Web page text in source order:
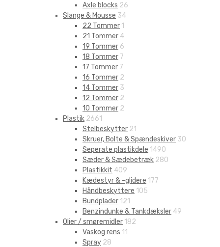
Axle blocks 26
Slange & Mousse 34
22 Tommer 1
21 Tommer 4
19 Tommer 6
18 Tommer 7
17 Tommer 7
16 Tommer 2
14 Tommer 3
12 Tommer 2
10 Tommer 2
Plastik 2661
Stelbeskytter 21
Skruer, Bolte & Spændeskiver 30
Seperate plastikdele 1490
Sæder & Sædebetræk 280
Plastikkit 409
Kædestyr & -glidere 177
Håndbeskyttere 105
Bundplader 121
Benzindunke & Tankdæksler 49
Olier / smøremidler 182
Vaskog rens 11
Spray 28